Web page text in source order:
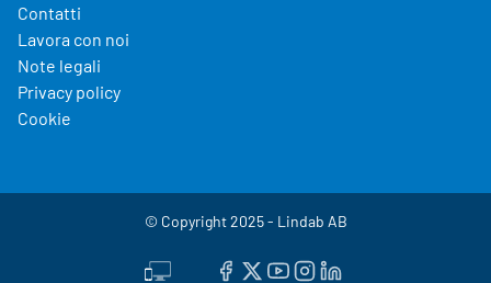
Contatti
Lavora con noi
Note legali
Privacy policy
Cookie
© Copyright 2025 - Lindab AB